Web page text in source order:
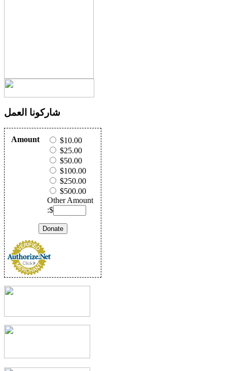
شاركونا العمل
Amount
$10.00
$25.00
$50.00
$100.00
$250.00
$500.00
Other Amount
:$